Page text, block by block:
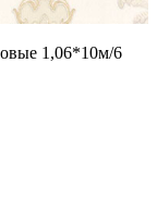
1,06*10м/6